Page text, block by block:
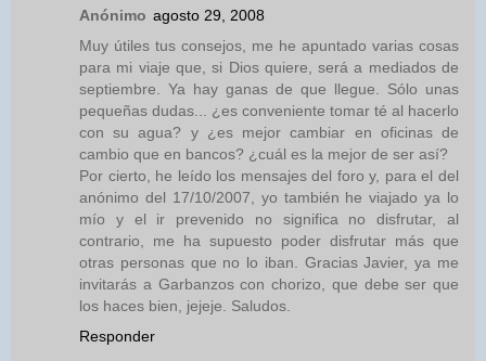
Anónimo agosto 29, 2008
Muy útiles tus consejos, me he apuntado varias cosas
para mi viaje que, si Dios quiere, será a mediados de
septiembre. Ya hay ganas de que llegue. Sólo unas
pequeñas dudas... ¿es conveniente tomar té al hacerlo
con su agua? y ¿es mejor cambiar en oficinas de
cambio que en bancos? ¿cuál es la mejor de ser así?
Por cierto, he leído los mensajes del foro y, para el del
anónimo del 17/10/2007, yo también he viajado ya lo
mío y el ir prevenido no significa no disfrutar, al
contrario, me ha supuesto poder disfrutar más que
otras personas que no lo iban. Gracias Javier, ya me
invitarás a Garbanzos con chorizo, que debe ser que
los haces bien, jejeje. Saludos.
Responder